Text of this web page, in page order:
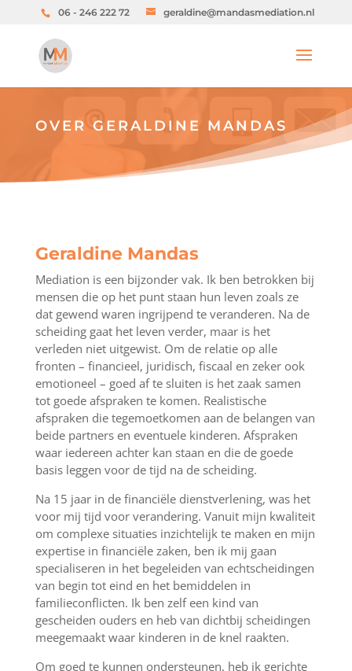
06 - 246 222 72 geraldine@mandasmediation.nl
OVER GERALDINE MANDAS
Geraldine Mandas
Mediation is een bijzonder vak. Ik ben betrokken bij
mensen die op het punt staan hun leven zoals ze
dat gewend waren ingrijpend te veranderen. Na de
scheiding gaat het leven verder, maar is het
verleden niet uitgewist. Om de relatie op alle
fronten – financieel, juridisch, fiscaal en zeker ook
emotioneel – goed af te sluiten is het zaak samen
tot goede afspraken te komen. Realistische
afspraken die tegemoetkomen aan de belangen van
beide partners en eventuele kinderen. Afspraken
waar iedereen achter kan staan en die de goede
basis leggen voor de tijd na de scheiding.
Na 15 jaar in de financiële dienstverlening, was het
voor mij tijd voor verandering. Vanuit mijn kwaliteit
om complexe situaties inzichtelijk te maken en mijn
expertise in financiële zaken, ben ik mij gaan
specialiseren in het begeleiden van echtscheidingen
van begin tot eind en het bemiddelen in
familieconflicten. Ik ben zelf een kind van
gescheiden ouders en heb van dichtbij scheidingen
meegemaakt waar kinderen in de knel raakten.
Om goed te kunnen ondersteunen, heb ik gerichte